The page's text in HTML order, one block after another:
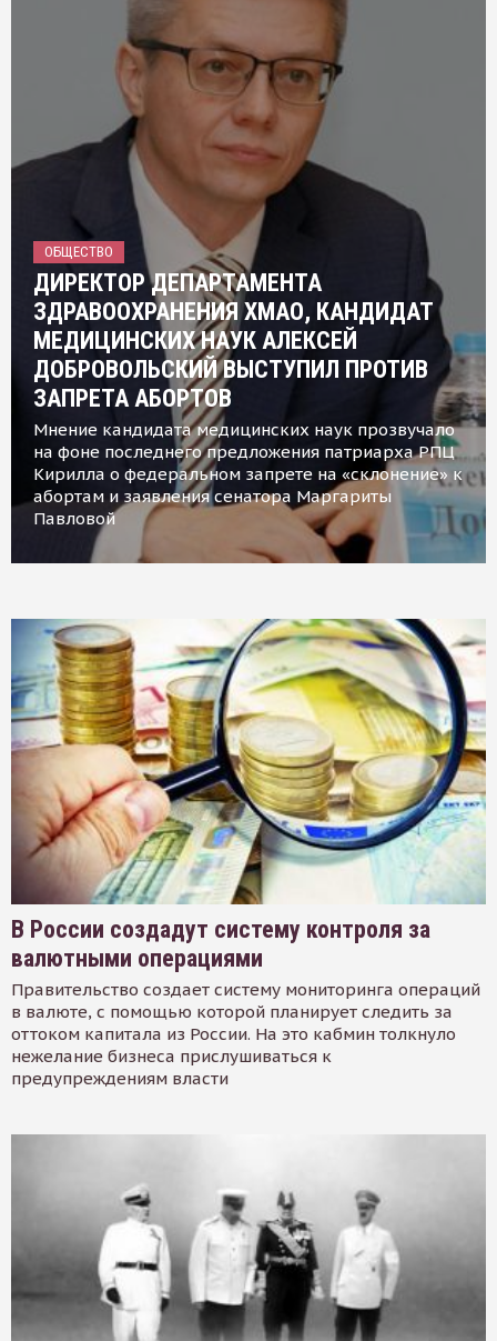
ОБЩЕСТВО
ДИРЕКТОР ДЕПАРТАМЕНТА
ЗДРАВООХРАНЕНИЯ ХМАО, КАНДИДАТ
МЕДИЦИНСКИХ НАУК АЛЕКСЕЙ
ДОБРОВОЛЬСКИЙ ВЫСТУПИЛ ПРОТИВ
ЗАПРЕТА АБОРТОВ
Мнение кандидата медицинских наук прозвучало
на фоне последнего предложения патриарха РПЦ
Кирилла о федеральном запрете на «склонение» к
абортам и заявления сенатора Маргариты
Павловой
В России создадут систему контроля за
валютными операциями
Правительство создает систему мониторинга операций
в валюте, с помощью которой планирует следить за
оттоком капитала из России. На это кабмин толкнуло
нежелание бизнеса прислушиваться к
предупреждениям власти